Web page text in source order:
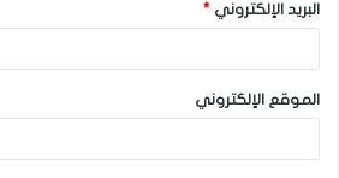
البريد الإلكتروني *
الموقع الإلكتروني